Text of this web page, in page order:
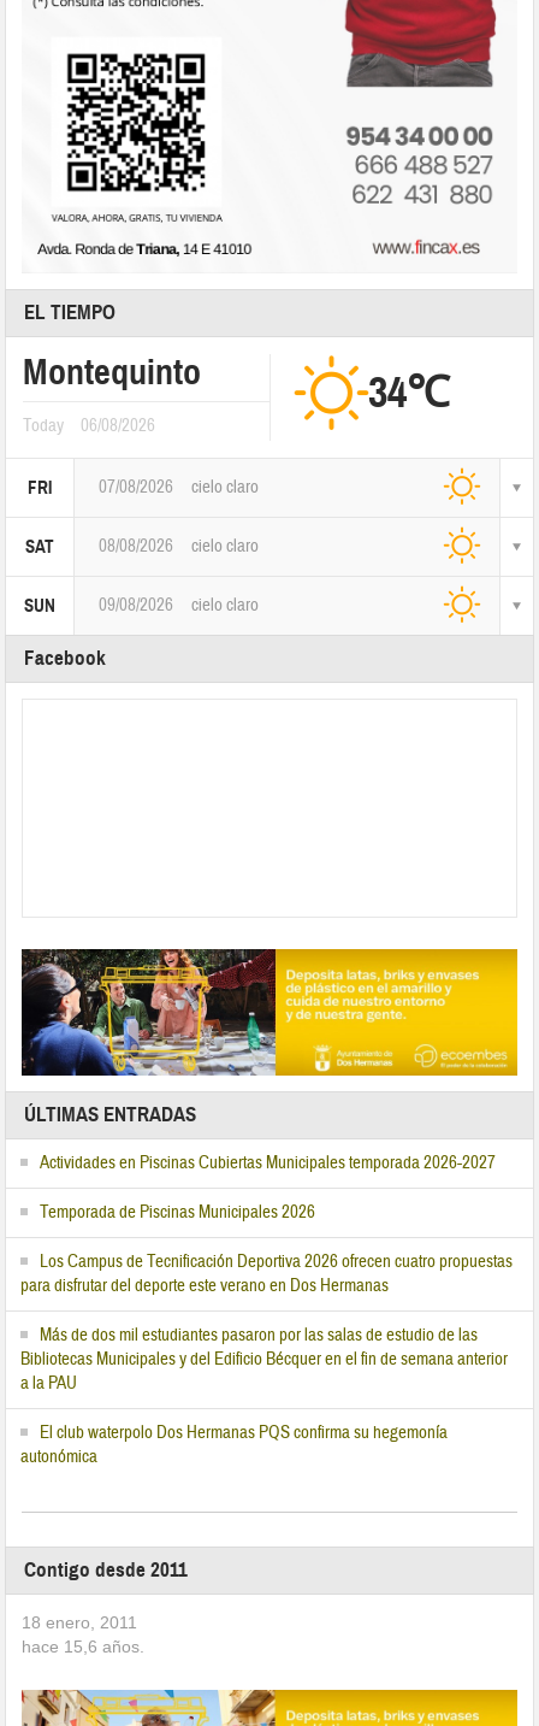
EL TIEMPO
Montequinto
Today 06/08/2026
34℃
FRI 07/08/2026 cielo claro
SAT 08/08/2026 cielo claro
SUN 09/08/2026 cielo claro
Facebook
ÚLTIMAS ENTRADAS
Actividades en Piscinas Cubiertas Municipales temporada 2026-2027
Temporada de Piscinas Municipales 2026
Los Campus de Tecnificación Deportiva 2026 ofrecen cuatro propuestas
para disfrutar del deporte este verano en Dos Hermanas
Más de dos mil estudiantes pasaron por las salas de estudio de las
Bibliotecas Municipales y del Edificio Bécquer en el fin de semana anterior
a la PAU
El club waterpolo Dos Hermanas PQS confirma su hegemonía
autonómica
Contigo desde 2011
18 enero, 2011
hace 15,6 años.